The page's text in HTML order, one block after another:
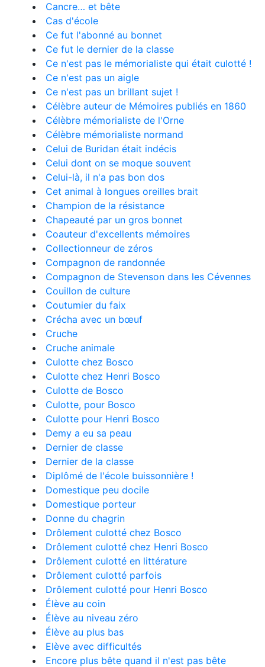
Cancre… et bête
Cas d'école
Ce fut l'abonné au bonnet
Ce fut le dernier de la classe
Ce n'est pas le mémorialiste qui était culotté !
Ce n'est pas un aigle
Ce n'est pas un brillant sujet !
Célèbre auteur de Mémoires publiés en 1860
Célèbre mémorialiste de l'Orne
Célèbre mémorialiste normand
Celui de Buridan était indécis
Celui dont on se moque souvent
Celui-là, il n'a pas bon dos
Cet animal à longues oreilles brait
Champion de la résistance
Chapeauté par un gros bonnet
Coauteur d'excellents mémoires
Collectionneur de zéros
Compagnon de randonnée
Compagnon de Stevenson dans les Cévennes
Couillon de culture
Coutumier du faix
Crécha avec un bœuf
Cruche
Cruche animale
Culotte chez Bosco
Culotte chez Henri Bosco
Culotte de Bosco
Culotte, pour Bosco
Culotte pour Henri Bosco
Demy a eu sa peau
Dernier de classe
Dernier de la classe
Diplômé de l'école buissonnière !
Domestique peu docile
Domestique porteur
Donne du chagrin
Drôlement culotté chez Bosco
Drôlement culotté chez Henri Bosco
Drôlement culotté en littérature
Drôlement culotté parfois
Drôlement culotté pour Henri Bosco
Élève au coin
Élève au niveau zéro
Élève au plus bas
Elève avec difficultés
Encore plus bête quand il n'est pas bête